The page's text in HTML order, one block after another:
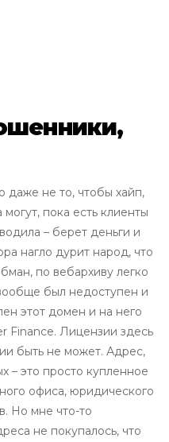
даже не то, чтобы хайп,
пока есть клиенты
– берет деньги и
нагло дурит народ, что
по вебархиву легко
был недоступен и
этот домен и на него
Finance. Лицензии здесь
быть не может. Адрес,
– это просто купленное
офиса, юридического
Но мне что-то
не покупалось, что